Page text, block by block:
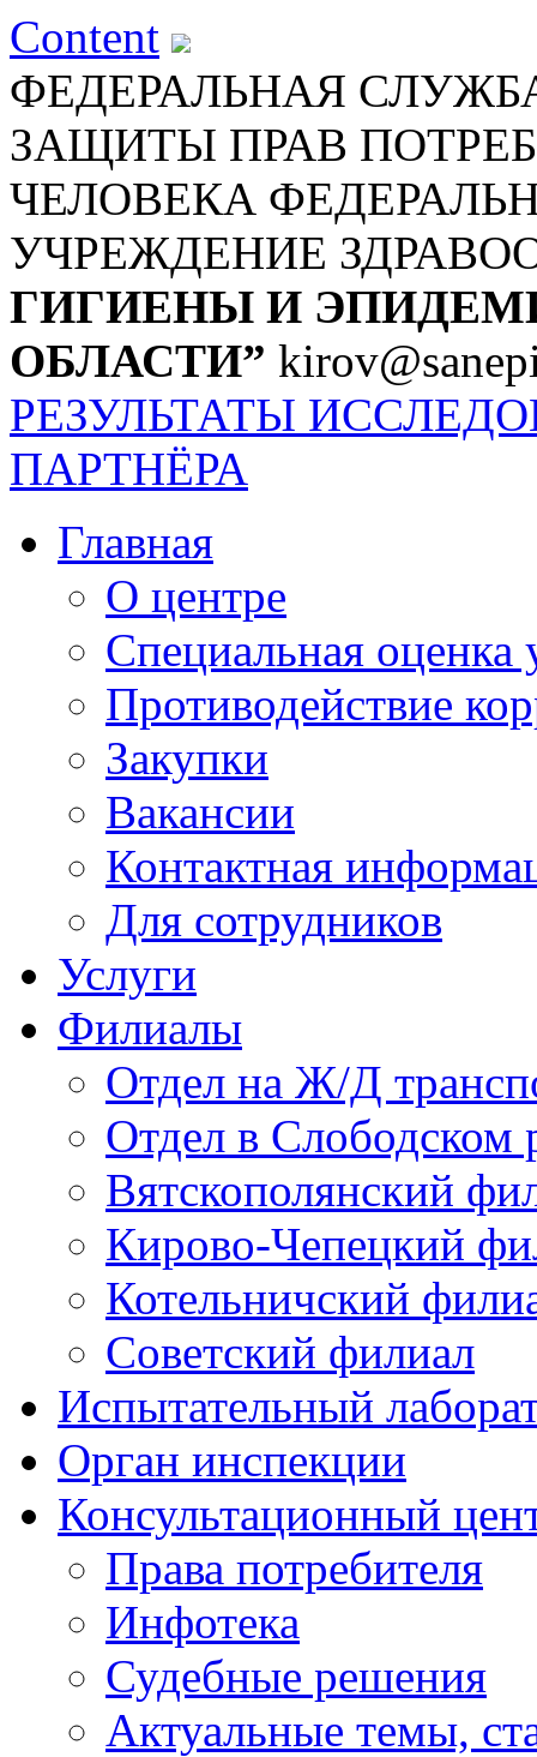
Content
ФЕДЕРАЛЬНАЯ
ЗАЩИТЫ ПРАВ
ЧЕЛОВЕКА
УЧРЕЖДЕНИЕ
ГИГИЕНЫ И
ОБЛАСТИ”
РЕЗУЛЬТАТЫ
ПАРТНЁРА
Главная
О центре
Специальная оценка
Противодействие
Закупки
Вакансии
Контактная
Для сотрудников
Услуги
Филиалы
Отдел на Ж/Д
Отдел в Слободском
Вятскополянский
Кирово-Чепецкий
Котельничский
Советский филиал
Испытательный
Орган инспекции
Консультационный
Права потребителя
Инфотека
Судебные решения
Актуальные темы,